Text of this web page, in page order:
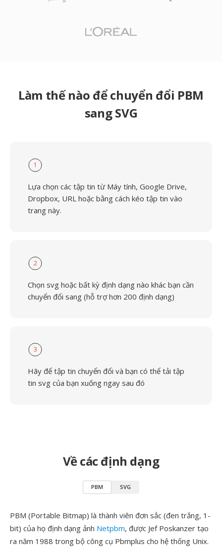
Làm thế nào để chuyển đổi PBM
sang SVG
1
Lựa chọn các tập tin từ Máy tính, Google Drive,
Dropbox, URL hoặc bằng cách kéo tập tin vào
trang này.
2
Chọn svg hoặc bất kỳ định dạng nào khác bạn cần
chuyển đổi sang (hỗ trợ hơn 200 định dạng)
3
Hãy để tập tin chuyển đổi và bạn có thể tải tập
tin svg của bạn xuống ngay sau đó
Về các định dạng
PBM SVG
PBM (Portable Bitmap) là thành viên đơn sắc (đen trắng, 1-
bit) của họ định dạng ảnh Netpbm, được Jef Poskanzer tạo
ra năm 1988 trong bộ công cụ Pbmplus cho hệ thống Unix.